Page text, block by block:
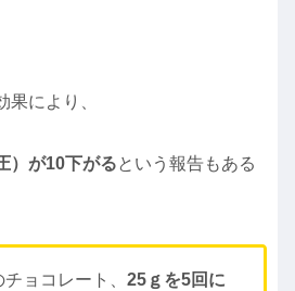
果により、
）が10下がるという報告もある
ョコレート、 25ｇを5回に